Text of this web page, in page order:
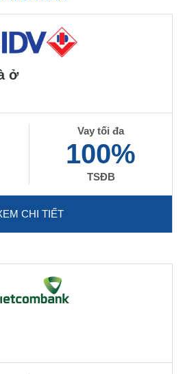
ở
Vay tối đa
100%
TSĐB
CHI TIẾT